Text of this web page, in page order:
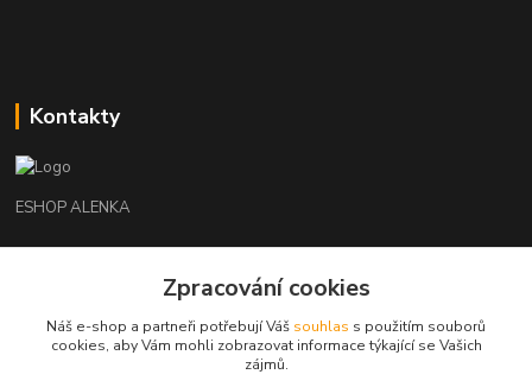
Kontakty
ESHOP ALENKA
+420602541312
orechovka@inmes.cz
Zpracování cookies
Náš e-shop a partneři potřebují Váš souhlas s použitím souborů
cookies, aby Vám mohli zobrazovat informace týkající se Vašich
zájmů.